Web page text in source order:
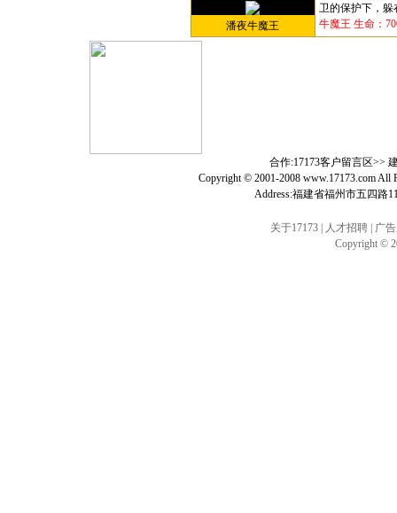
潘夜牛魔王
卫的保护下，
牛魔王 生命：
合作:17173客户留言区>>
Copyright © 2001-2008www.17173.comAll
Address:福建省福州市五四
关于17173 人才招聘
广
Copyright ©